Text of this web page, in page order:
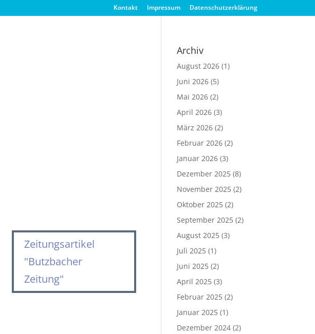
Kontakt Impressum Datenschutzerklärung
Zeitungsartikel
"Butzbacher
Zeitung"
Archiv
August 2026 (1)
Juni 2026 (5)
Mai 2026 (2)
April 2026 (3)
März 2026 (2)
Februar 2026 (2)
Januar 2026 (3)
Dezember 2025 (8)
November 2025 (2)
Oktober 2025 (2)
September 2025 (2)
August 2025 (3)
Juli 2025 (1)
Juni 2025 (2)
April 2025 (3)
Februar 2025 (2)
Januar 2025 (1)
Dezember 2024 (2)